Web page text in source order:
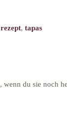
rezept, tapas
wenn du sie noch